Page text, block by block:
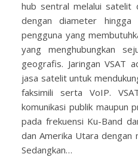
hub sentral melalui satelit
dengan diameter
pengguna yang
yang menghubungkan
geografis. Jaringan VSAT
jasa satelit untuk
faksimili serta VoIP.
komunikasi publik maupun
pada frekuensi Ku-Band
dan Amerika Utara dengan
Sedangkan…